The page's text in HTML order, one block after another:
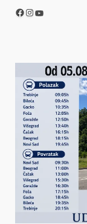
Facebook
Instagram
YouTube